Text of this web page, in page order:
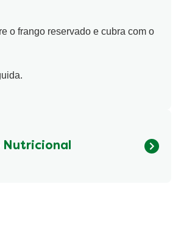
o frango reservado e cubra com o
Nutricional